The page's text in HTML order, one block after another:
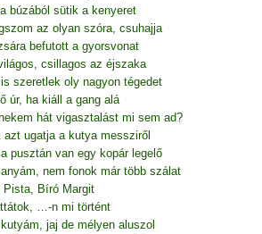
búzából sütik a kenyeret
az olyan szóra, csuhajja
befutott a gyorsvonat
csillagos az éjszaka
szeretlek oly nagyon tégedet
úr, ha kiáll a gang alá
hát vigasztalást mi sem ad?
azt ugatja a kutya messziről
pusztán van egy kopár legelő
nem fonok már több szálat
Pista, Bíró Margit
…-n mi történt
jaj de mélyen aluszol